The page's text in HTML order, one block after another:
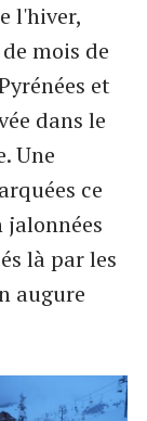
l'hiver,
mois de
et
dans le
Une
ce
là par les
augure